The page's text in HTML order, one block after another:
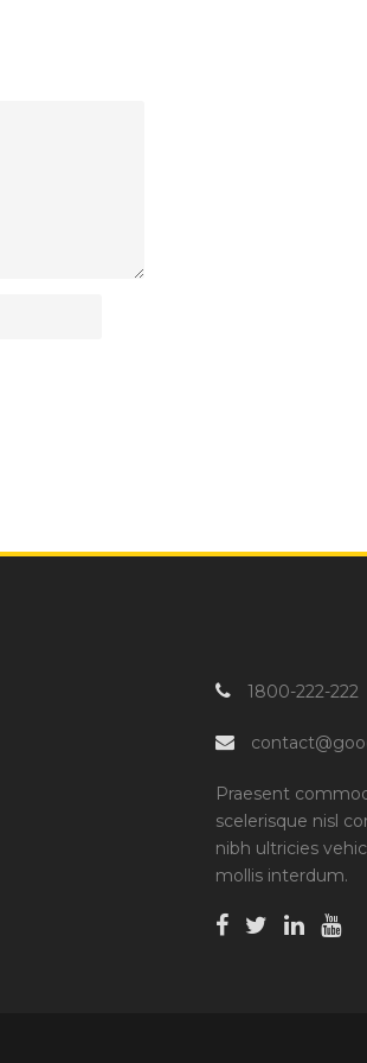
1800-222-222
Praesent
scelerisque nisl
nibh ultricies
mollis interdum.